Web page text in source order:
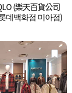
(樂天百貨公司
데백화점 미아점)